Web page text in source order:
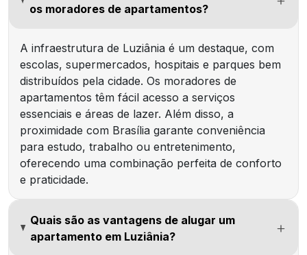
os moradores de apartamentos?
A infraestrutura de Luziânia é um destaque, com
escolas, supermercados, hospitais e parques bem
distribuídos pela cidade. Os moradores de
apartamentos têm fácil acesso a serviços
essenciais e áreas de lazer. Além disso, a
proximidade com Brasília garante conveniência
para estudo, trabalho ou entretenimento,
oferecendo uma combinação perfeita de conforto
e praticidade.
Quais são as vantagens de alugar um
apartamento em Luziânia?